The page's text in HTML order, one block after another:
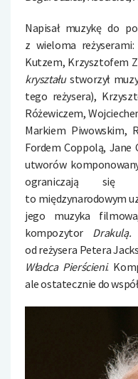
Napisał muzykę do
z wieloma
Kutzem, Krzysztofem
kryształustworzył
tego reżysera),
Różewiczem,
Markiem Piwowskim,
Fordem Coppolą, Jane
utworów
ograniczają się
to międzynarodowym
jego muzyka
kompozytor Drakulą.
od reżysera Petera
Władca Pierścieni.
ale ostatecznie do